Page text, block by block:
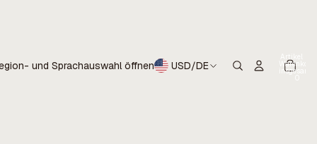
und Sprachauswahl öffnen USD/DE
Artikel im
Warenkorb
insgesamt: